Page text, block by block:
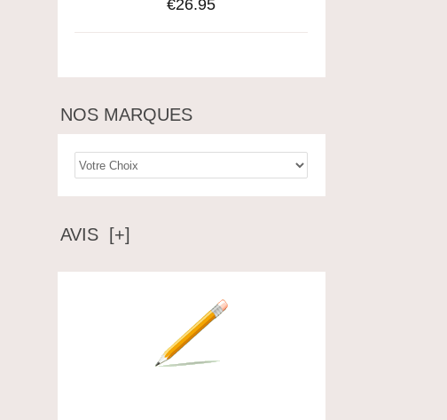
€26.95
NOS MARQUES
AVIS [+]